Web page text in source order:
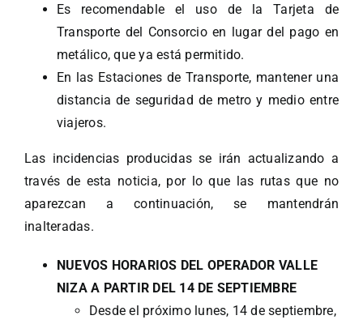
Es recomendable el uso de la Tarjeta de
Transporte del Consorcio en lugar del pago en
metálico, que ya está permitido.
En las Estaciones de Transporte, mantener una
distancia de seguridad de metro y medio entre
viajeros.
Las incidencias producidas se irán actualizando a
través de esta noticia, por lo que las rutas que no
aparezcan a continuación, se mantendrán
inalteradas.
NUEVOS HORARIOS DEL OPERADOR VALLE
NIZA A PARTIR DEL 14 DE SEPTIEMBRE
Desde el próximo lunes, 14 de septiembre,